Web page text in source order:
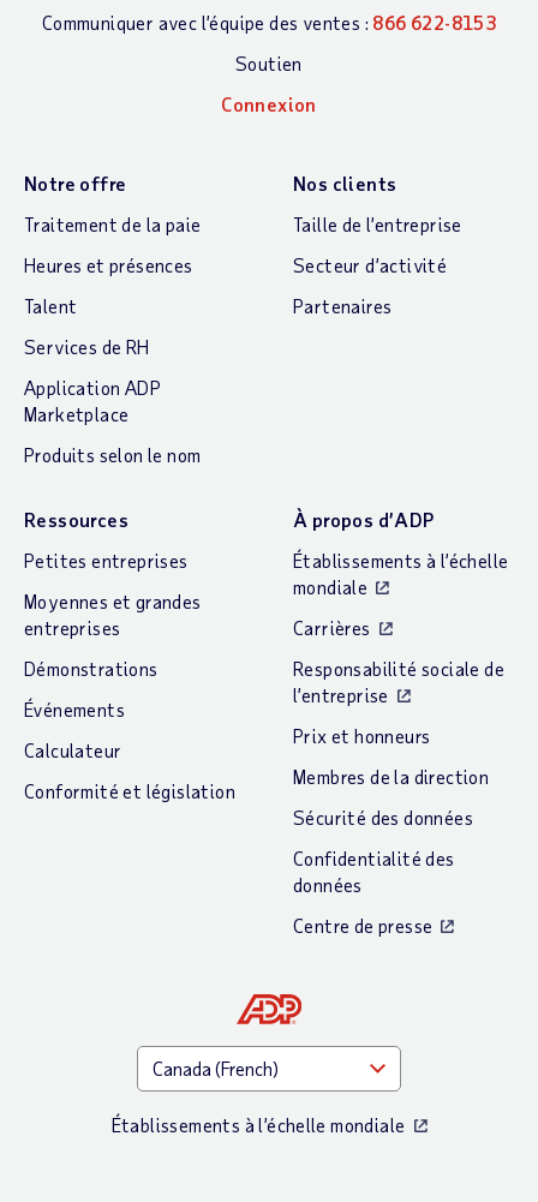
Communiquer avec l’équipe des ventes : 866 622-8153
Soutien
Connexion
Notre offre
Traitement de la paie
Heures et présences
Talent
Services de RH
Application ADP
Marketplace
Produits selon le nom
Nos clients
Taille de l’entreprise
Secteur d’activité
Partenaires
Ressources
Petites entreprises
Moyennes et grandes
entreprises
Démonstrations
Événements
Calculateur
Conformité et législation
À propos d’ADP
Établissements à l’échelle
mondiale
Carrières
Responsabilité sociale de
l’entreprise
Prix et honneurs
Membres de la direction
Sécurité des données
Confidentialité des
données
Centre de presse
Établissements à l’échelle mondiale